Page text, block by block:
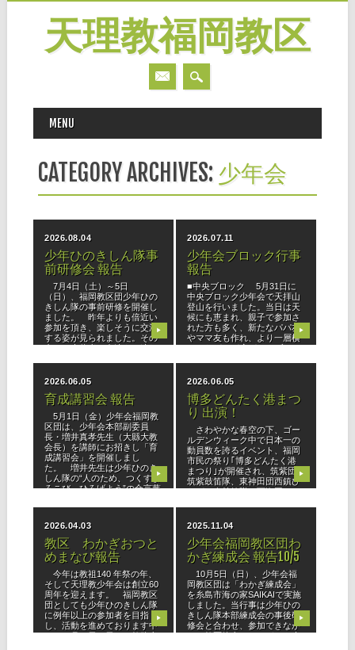
天理教福岡教区
MAIN MENU
MENU
CATEGORY ARCHIVES: 少年会
2026.08.04
少年ひのきしん隊事
前研修会 報告
7月4日（土）～5日
（日）、福岡教区団少年ひの
きしん隊の事前研修を開催し
ました。 昨年よりも倍近い
参加を頂き、楽しそうに交流
する姿が見られました。その
中には未信者の友達をお連れ
▶
2026.07.11
少年会ブロック行事
報告
■中央ブロック 5月31日に
中央ブロック少年会で天拝山
登山を行いました。当日は天
候にも恵まれ、親子で参加さ
れた方も多く、新たなパパ友
やママ友も作れ、より一層横
のつながりが広がり、ブロッ
▶
2026.06.05
育成講習会 報告
5月1日（金）少年会福岡教
区団は、少年会本部副委員
長・増井真孝先生（大縣大教
会長）を講師にお招きし「育
成講習会」を開催しまし
た。 増井先生は少年ひのき
しん隊の“人のため、つくすよ
ろこび、ひろげよう”の合言葉
▶
2026.06.05
博多どんたく港まつ
り 出演！
さわやかな春空の下、ゴー
ルデンウィーク中で日本一の
動員数を誇るイベント、福岡
市民の祭り｢博多どんたく港
まつり｣が開催され、筑紫団
筑紫鼓笛隊、東神田団西鎮ひ
▶
2026.04.03
教区 わかぎおつと
めまなび報告
今年は教祖140 年祭の年、
そして天理教少年会は創立60
周年を迎えます。 福岡教区
団としても少年ひのきしん隊
に例年以上の参加者を目指
し、活動を進めております中
に、３月１日（日）、教務支
▶
2025.11.04
少年会福岡教区団わ
かぎ練成会 報告10/5
10月5日（日）、少年会福
岡教区団は「わかぎ練成会」
を糸島市海の家SAIKAIで実施
しました。当行事は少年ひの
きしん隊本部練成会の事後研
修会と合わせ、参加できなか
った教区管内のわかぎにも声
▶